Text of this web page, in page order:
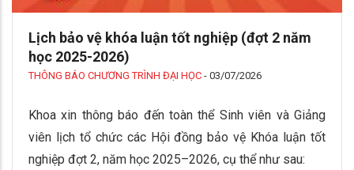
Lịch bảo vệ khóa luận tốt nghiệp (đợt 2 năm
học 2025-2026)
THÔNG BÁO CHƯƠNG TRÌNH ĐẠI HỌC - 03/07/2026
Khoa xin thông báo đến toàn thể Sinh viên và Giảng
viên lịch tổ chức các Hội đồng bảo vệ Khóa luận tốt
nghiệp đợt 2, năm học 2025–2026, cụ thể như sau: